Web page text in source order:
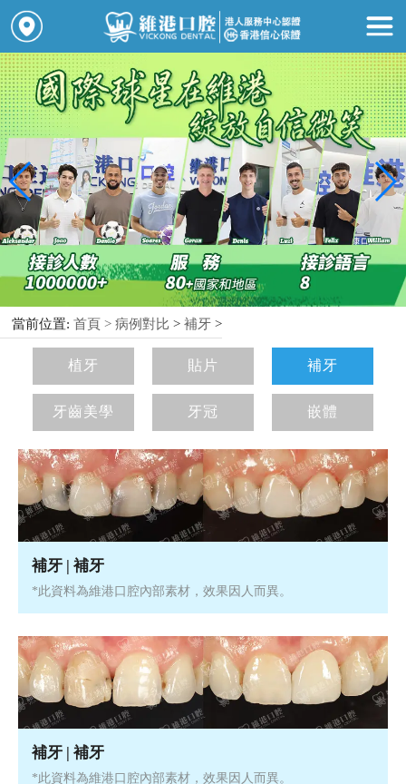
當前位置: 首頁 >病例對比 >補牙 >
植牙 貼片 補牙
牙齒美學 牙冠 嵌體
補牙 | 補牙
*此資料為維港口腔內部素材，效果因人而異。
補牙 | 補牙
*此資料為維港口腔內部素材，效果因人而異。